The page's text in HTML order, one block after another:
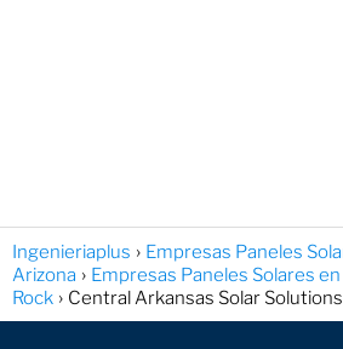
Ingenieriaplus
Empresas Paneles
Arizona
Empresas Paneles Solares
Rock
Central Arkansas Solar